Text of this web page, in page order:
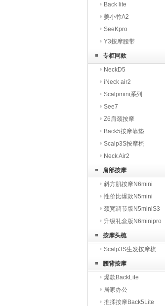
Back lite
姜小竹A2
SeeKpro
Y3按摩腰带
专柜同款
NeckD5
iNeck air2
Scalpmini系列
See7
Z6肩颈按摩
Back5按摩靠垫
Scalp3S按摩梳
Neck Air2
肩部按摩
斜方肌按摩N6mini
性价比爆款N5mini
颈宽调节版N5miniS3
升级礼盒版N6minipro
按摩头梳
Scalp3S生发按摩梳
腰背按摩
爆款BackLite
居家办公
推揉按摩Back5Lite